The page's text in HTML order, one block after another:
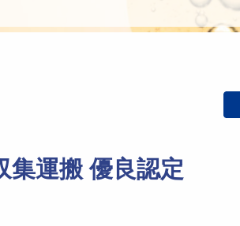
集運搬 優良認定